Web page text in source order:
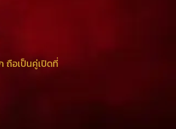
ถือเป็นคู่เปิดที่